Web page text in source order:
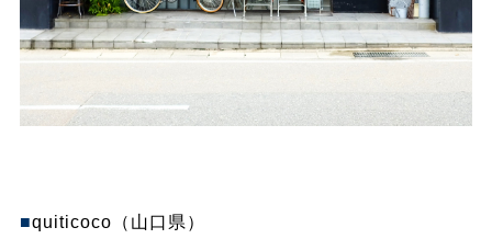
■quiticoco（山口県）